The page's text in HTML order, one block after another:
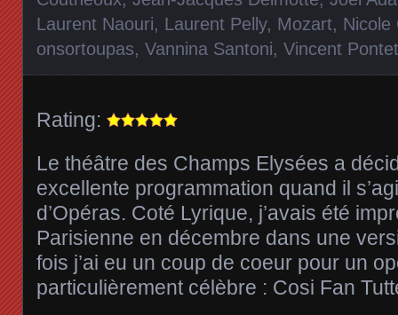
Laurent Naouri, Laurent Pelly, Mozart, Nicole
onsortoupas, Vannina Santoni, Vincent Pontet
Rating:
Le théâtre des Champs Elysées a
excellente programmation quand il
d’Opéras. Coté Lyrique, j’avais été
Parisienne en décembre dans une
fois j’ai eu un coup de coeur pour un
particulièrement célèbre : Cosi Fan